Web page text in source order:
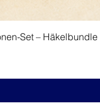
Set –